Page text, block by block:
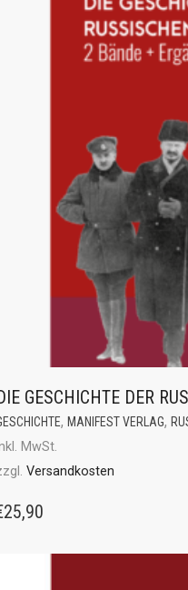
GESCHICHTE DER
, MANIFEST VERLAG,
MwSt.
Versandkosten
25,90